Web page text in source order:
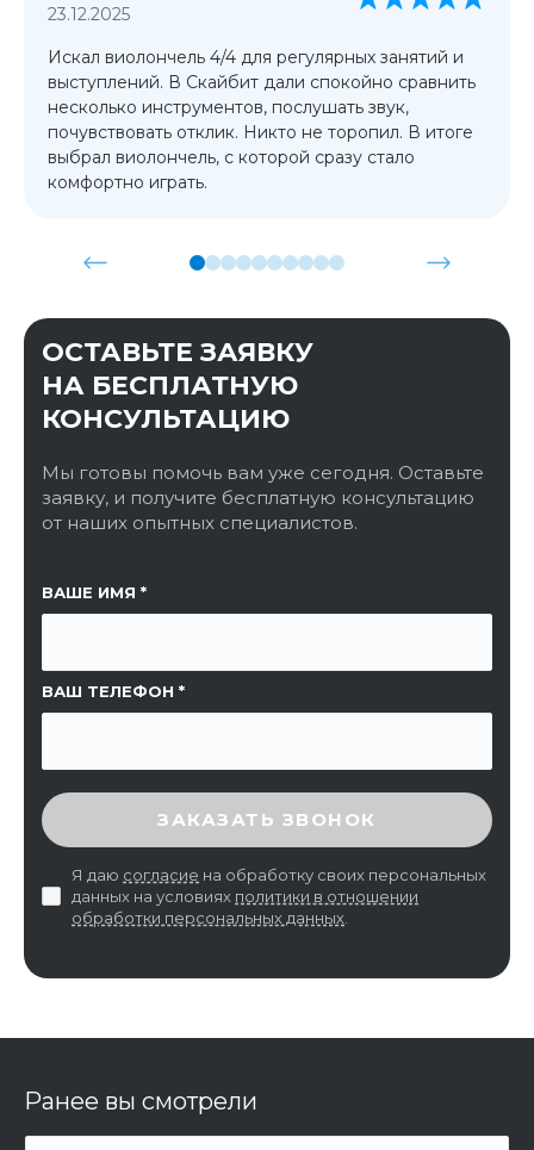
23.12.2025
Искал виолончель 4/4 для регулярных занятий и
выступлений. В Скайбит дали спокойно сравнить
несколько инструментов, послушать звук,
почувствовать отклик. Никто не торопил. В итоге
выбрал виолончель, с которой сразу стало
комфортно играть.
ОСТАВЬТЕ ЗАЯВКУ
НА БЕСПЛАТНУЮ
КОНСУЛЬТАЦИЮ
Мы готовы помочь вам уже сегодня. Оставьте
заявку, и получите бесплатную консультацию
от наших опытных специалистов.
ВАШЕ ИМЯ
ВАШ ТЕЛЕФОН
ССЫЛКА НА СТРАНИЦУ
ВВЕДИТЕ ПРОВЕРОЧНЫЙ КОД
ЗАКАЗАТЬ ЗВОНОК
Я даю согласие на обработку своих персональных
данных на условиях политики в отношении
обработки персональных данных
Ранее вы смотрели